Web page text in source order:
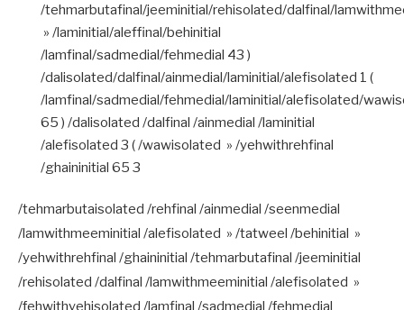
/tehmarbutafinal/jeeminitial/rehisolated/dalfinal/
» /laminitial/aleffinal/behinitial
/lamfinal/sadmedial/fehmedial 43 )
/dalisolated/dalfinal/ainmedial/laminitial/alefisolated 1 (
/lamfinal/sadmedial/fehmedial/laminitial/alefisolated/
65 ) /dalisolated /dalfinal /ainmedial /laminitial
/alefisolated 3 ( /wawisolated » /yehwithrehfinal
/ghaininitial 65 3
/tehmarbutaisolated /rehfinal /ainmedial /seenmedial
/lamwithmeeminitial /alefisolated » /tatweel /behinitial »
/yehwithrehfinal /ghaininitial /tehmarbutafinal /jeeminitial
/rehisolated /dalfinal /lamwithmeeminitial /alefisolated »
/fehwithyehisolated /lamfinal /sadmedial /fehmedial